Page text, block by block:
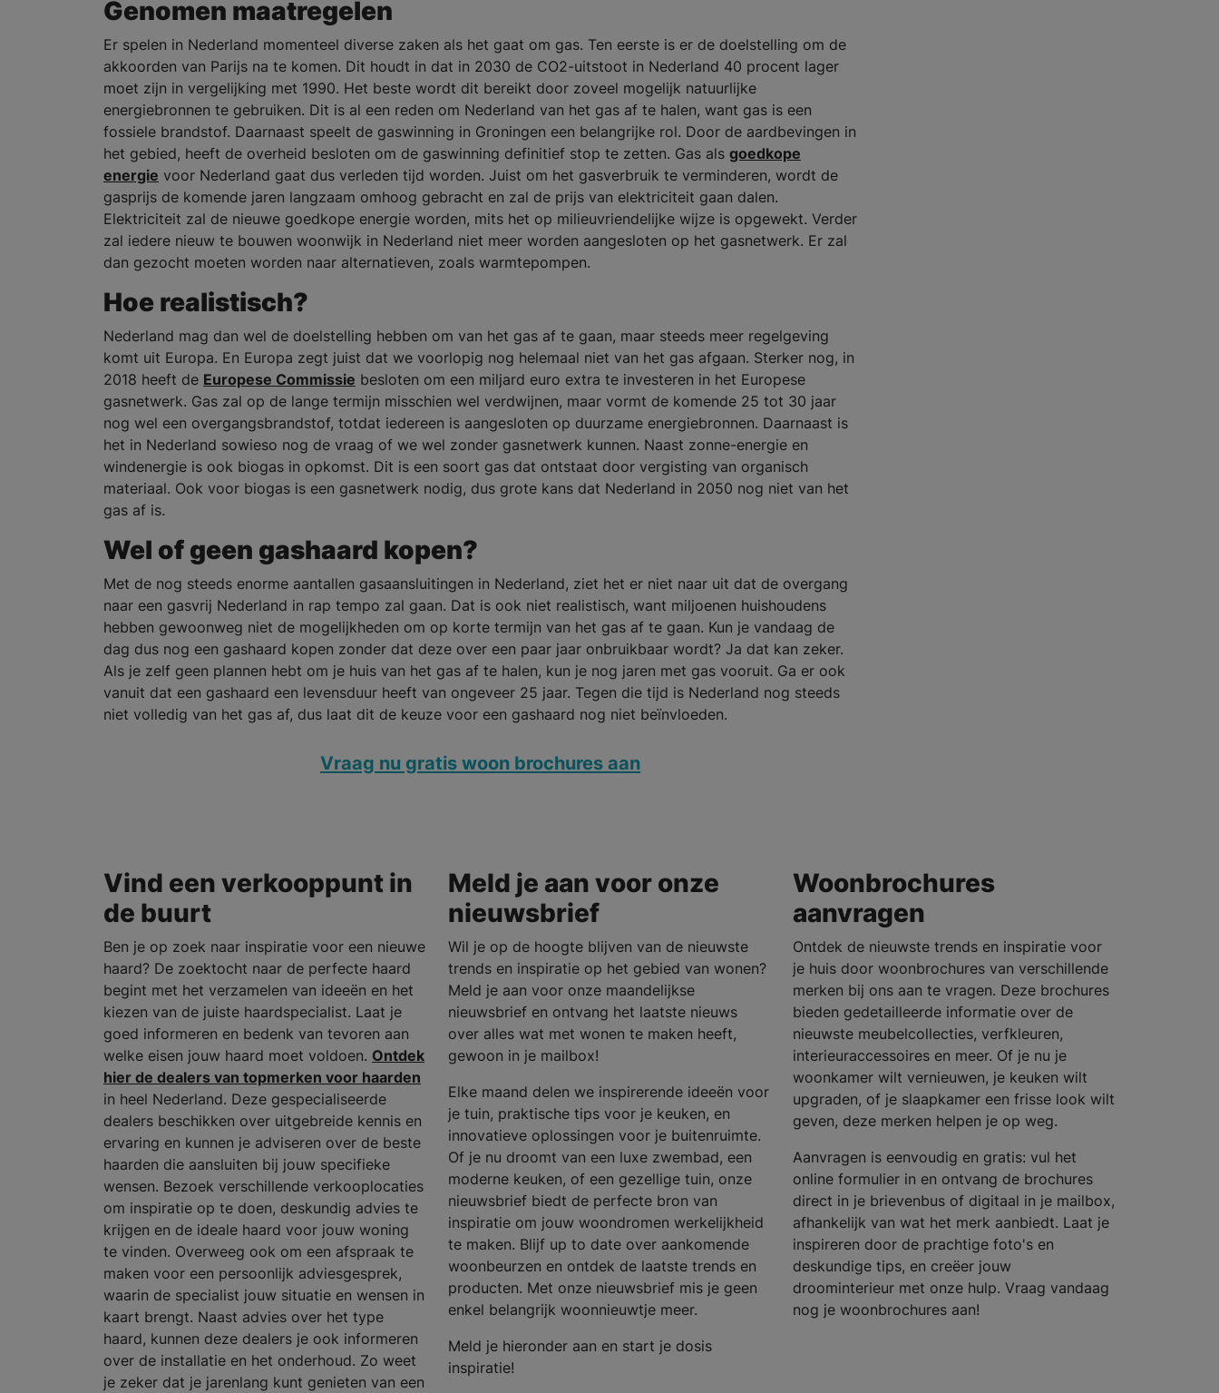
Genomen maatregelen
Er spelen in Nederland momenteel diverse zaken als het gaat om gas. Ten eerste is er de doelstelling om de
akkoorden van Parijs na te komen. Dit houdt in dat in 2030 de CO2-uitstoot in Nederland 40 procent lager
moet zijn in vergelijking met 1990. Het beste wordt dit bereikt door zoveel mogelijk natuurlijke
energiebronnen te gebruiken. Dit is al een reden om Nederland van het gas af te halen, want gas is een
fossiele brandstof. Daarnaast speelt de gaswinning in Groningen een belangrijke rol. Door de aardbevingen in
het gebied, heeft de overheid besloten om de gaswinning definitief stop te zetten. Gas als goedkope
energie voor Nederland gaat dus verleden tijd worden. Juist om het gasverbruik te verminderen, wordt de
gasprijs de komende jaren langzaam omhoog gebracht en zal de prijs van elektriciteit gaan dalen.
Elektriciteit zal de nieuwe goedkope energie worden, mits het op milieuvriendelijke wijze is opgewekt. Verder
zal iedere nieuw te bouwen woonwijk in Nederland niet meer worden aangesloten op het gasnetwerk. Er zal
dan gezocht moeten worden naar alternatieven, zoals warmtepompen.
Hoe realistisch?
Nederland mag dan wel de doelstelling hebben om van het gas af te gaan, maar steeds meer regelgeving
komt uit Europa. En Europa zegt juist dat we voorlopig nog helemaal niet van het gas afgaan. Sterker nog, in
2018 heeft de Europese Commissie besloten om een miljard euro extra te investeren in het Europese
gasnetwerk. Gas zal op de lange termijn misschien wel verdwijnen, maar vormt de komende 25 tot 30 jaar
nog wel een overgangsbrandstof, totdat iedereen is aangesloten op duurzame energiebronnen. Daarnaast is
het in Nederland sowieso nog de vraag of we wel zonder gasnetwerk kunnen. Naast zonne-energie en
windenergie is ook biogas in opkomst. Dit is een soort gas dat ontstaat door vergisting van organisch
materiaal. Ook voor biogas is een gasnetwerk nodig, dus grote kans dat Nederland in 2050 nog niet van het
gas af is.
Wel of geen gashaard kopen?
Met de nog steeds enorme aantallen gasaansluitingen in Nederland, ziet het er niet naar uit dat de overgang
naar een gasvrij Nederland in rap tempo zal gaan. Dat is ook niet realistisch, want miljoenen huishoudens
hebben gewoonweg niet de mogelijkheden om op korte termijn van het gas af te gaan. Kun je vandaag de
dag dus nog een gashaard kopen zonder dat deze over een paar jaar onbruikbaar wordt? Ja dat kan zeker.
Als je zelf geen plannen hebt om je huis van het gas af te halen, kun je nog jaren met gas vooruit. Ga er ook
vanuit dat een gashaard een levensduur heeft van ongeveer 25 jaar. Tegen die tijd is Nederland nog steeds
niet volledig van het gas af, dus laat dit de keuze voor een gashaard nog niet beïnvloeden.
Vraag nu gratis woon brochures aan
Vind een verkooppunt in
de buurt
Ben je op zoek naar inspiratie voor een nieuwe
haard? De zoektocht naar de perfecte haard
begint met het verzamelen van ideeën en het
kiezen van de juiste haardspecialist. Laat je
goed informeren en bedenk van tevoren aan
welke eisen jouw haard moet voldoen. Ontdek
hier de dealers van topmerken voor haarden
in heel Nederland. Deze gespecialiseerde
dealers beschikken over uitgebreide kennis en
ervaring en kunnen je adviseren over de beste
haarden die aansluiten bij jouw specifieke
wensen. Bezoek verschillende verkooplocaties
om inspiratie op te doen, deskundig advies te
krijgen en de ideale haard voor jouw woning
te vinden. Overweeg ook om een afspraak te
maken voor een persoonlijk adviesgesprek,
waarin de specialist jouw situatie en wensen in
kaart brengt. Naast advies over het type
haard, kunnen deze dealers je ook informeren
over de installatie en het onderhoud. Zo weet
je zeker dat je jarenlang kunt genieten van een
Meld je aan voor onze
nieuwsbrief
Wil je op de hoogte blijven van de nieuwste
trends en inspiratie op het gebied van wonen?
Meld je aan voor onze maandelijkse
nieuwsbrief en ontvang het laatste nieuws
over alles wat met wonen te maken heeft,
gewoon in je mailbox!
Elke maand delen we inspirerende ideeën voor
je tuin, praktische tips voor je keuken, en
innovatieve oplossingen voor je buitenruimte.
Of je nu droomt van een luxe zwembad, een
moderne keuken, of een gezellige tuin, onze
nieuwsbrief biedt de perfecte bron van
inspiratie om jouw woondromen werkelijkheid
te maken. Blijf up to date over aankomende
woonbeurzen en ontdek de laatste trends en
producten. Met onze nieuwsbrief mis je geen
enkel belangrijk woonnieuwtje meer.
Meld je hieronder aan en start je dosis
inspiratie!
Woonbrochures
aanvragen
Ontdek de nieuwste trends en inspiratie voor
je huis door woonbrochures van verschillende
merken bij ons aan te vragen. Deze brochures
bieden gedetailleerde informatie over de
nieuwste meubelcollecties, verfkleuren,
interieuraccessoires en meer. Of je nu je
woonkamer wilt vernieuwen, je keuken wilt
upgraden, of je slaapkamer een frisse look wilt
geven, deze merken helpen je op weg.
Aanvragen is eenvoudig en gratis: vul het
online formulier in en ontvang de brochures
direct in je brievenbus of digitaal in je mailbox,
afhankelijk van wat het merk aanbiedt. Laat je
inspireren door de prachtige foto's en
deskundige tips, en creëer jouw
droominterieur met onze hulp. Vraag vandaag
nog je woonbrochures aan!